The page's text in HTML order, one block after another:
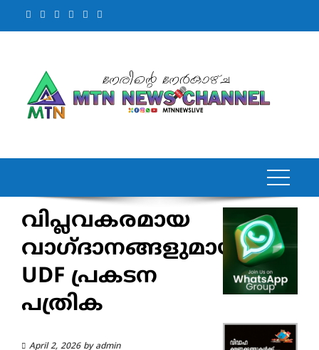
വിപ്ലവകരമായ
വാഗ്ദാനങ്ങളുമായി
UDF പ്രകടന
പത്രിക
April 2, 2026by admin